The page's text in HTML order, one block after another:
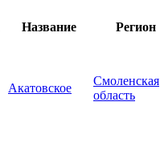
Название Регион
Акатовское
Смоленская
область